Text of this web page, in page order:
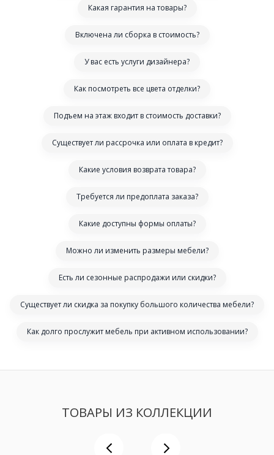
Какая гарантия на товары?
Включена ли сборка в стоимость?
У вас есть услуги дизайнера?
Как посмотреть все цвета отделки?
Подъем на этаж входит в стоимость доставки?
Существует ли рассрочка или оплата в кредит?
Какие условия возврата товара?
Требуется ли предоплата заказа?
Какие доступны формы оплаты?
Можно ли изменить размеры мебели?
Есть ли сезонные распродажи или скидки?
Существует ли скидка за покупку большого количества мебели?
Как долго прослужит мебель при активном использовании?
ТОВАРЫ ИЗ КОЛЛЕКЦИИ